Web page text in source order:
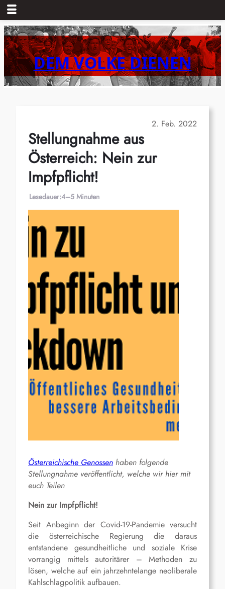
Zum
Inhalt
springenDEM VOLKE DIENEN
2. Feb. 2022
Stellungnahme aus
Österreich: Nein zur
Impfpflicht!
Lesedauer:4–5 Minuten
Österreichische Genossen haben folgende
Stellungnahme veröffentlicht, welche wir hier mit
euch Teilen
Nein zur Impfpflicht!
Seit Anbeginn der Covid-19-Pandemie versucht
die österreichische Regierung die daraus
entstandene gesundheitliche und soziale Krise
vorrangig mittels autoritärer – Methoden zu
lösen, welche auf ein jahrzehntelange neoliberale
Kahlschlagpolitik aufbauen.